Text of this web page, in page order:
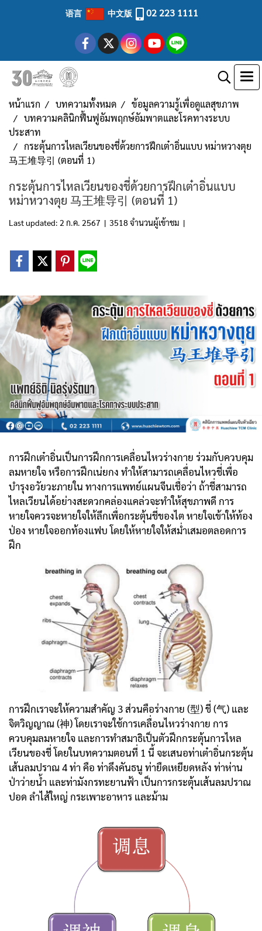
语言 中文版 02 223 1111
หน้าแรก บทความทั้งหมด
ข้อมูลความรู้เพื่อดูแลสุขภาพ
บทความคลินิกฟื้นฟูอัมพฤกษ์อัมพาตและโรคทางระบบ
ประสาท
กระตุ้นการไหลเวียนของชี่ด้วยการฝึกเต๋าอิ่นแบบ หม่าหวางตุย
马王堆导引 (ตอนที่ 1)
กระตุ้นการไหลเวียนของชี่ด้วยการฝึกเต๋าอิ่นแบบ
หม่าหวางตุย 马王堆导引 (ตอนที่ 1)
Last updated: 2 ก.ค. 2567 | 3518 จำนวนผู้เข้าชม |
การฝึกเต๋าอิ่นเป็นการฝึกการเคลื่อนไหวร่างกาย ร่วมกับควบคุม
ลมหายใจ หรือการฝึกเน่ยกง ทำให้สามารถเคลื่อนไหวชี่เพื่อ
บำรุงอวัยวะภายใน ทางการแพทย์แผนจีนเชื่อว่า ถ้าชี่สามารถ
ไหลเวียนได้อย่างสะดวกคล่องแคล่วจะทำให้สุขภาพดี การ
หายใจควรจะหายใจให้ลึกเพื่อกระตุ้นชี่ของไต หายใจเข้าให้ท้อง
ป่อง หายใจออกท้องแฟบ โดยให้หายใจให้สม่ำเสมอตลอดการ
ฝึก
การฝึกเราจะให้ความสำคัญ 3 ส่วนคือร่างกาย (型) ชี่ (气) และ
จิตวิญญาณ (神) โดยเราจะใช้การเคลื่อนไหวร่างกาย การ
ควบคุมลมหายใจ และการทำสมาธิเป็นตัวฝึกกระตุ้นการไหล
เวียนของชี่ โดยในบทความตอนที่ 1 นี้ จะเสนอท่าเต๋าอิ่นกระตุ้น
เส้นลมปราณ 4 ท่า คือ ท่าดึงคันธนู ท่ายืดเหยียดหลัง ท่าห่าน
ป่าว่ายน้ำ และท่ามังกรทะยานฟ้า เป็นการกระตุ้นเส้นลมปราณ
ปอด ลำไส้ใหญ่ กระเพาะอาหาร และม้าม